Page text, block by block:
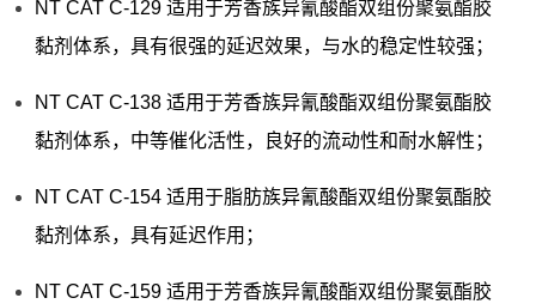
NT CAT C-129 适用于芳香族异氰酸酯双组份聚氨酯胶
黏剂体系，具有很强的延迟效果，与水的稳定性较强；
NT CAT C-138 适用于芳香族异氰酸酯双组份聚氨酯胶
黏剂体系，中等催化活性，良好的流动性和耐水解性；
NT CAT C-154 适用于脂肪族异氰酸酯双组份聚氨酯胶
黏剂体系，具有延迟作用；
NT CAT C-159 适用于芳香族异氰酸酯双组份聚氨酯胶